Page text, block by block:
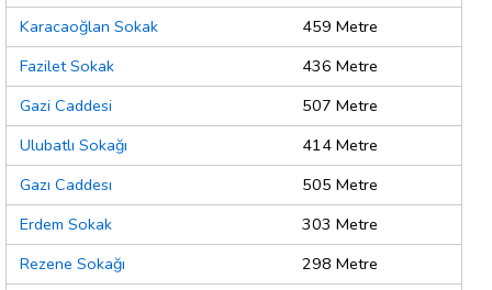
Karacaoğlan Sokak
459 Metre
Fazilet Sokak
436 Metre
Gazi Caddesi
507 Metre
Ulubatlı Sokağı
414 Metre
Gazı Caddesı
505 Metre
Erdem Sokak
303 Metre
Rezene Sokağı
298 Metre